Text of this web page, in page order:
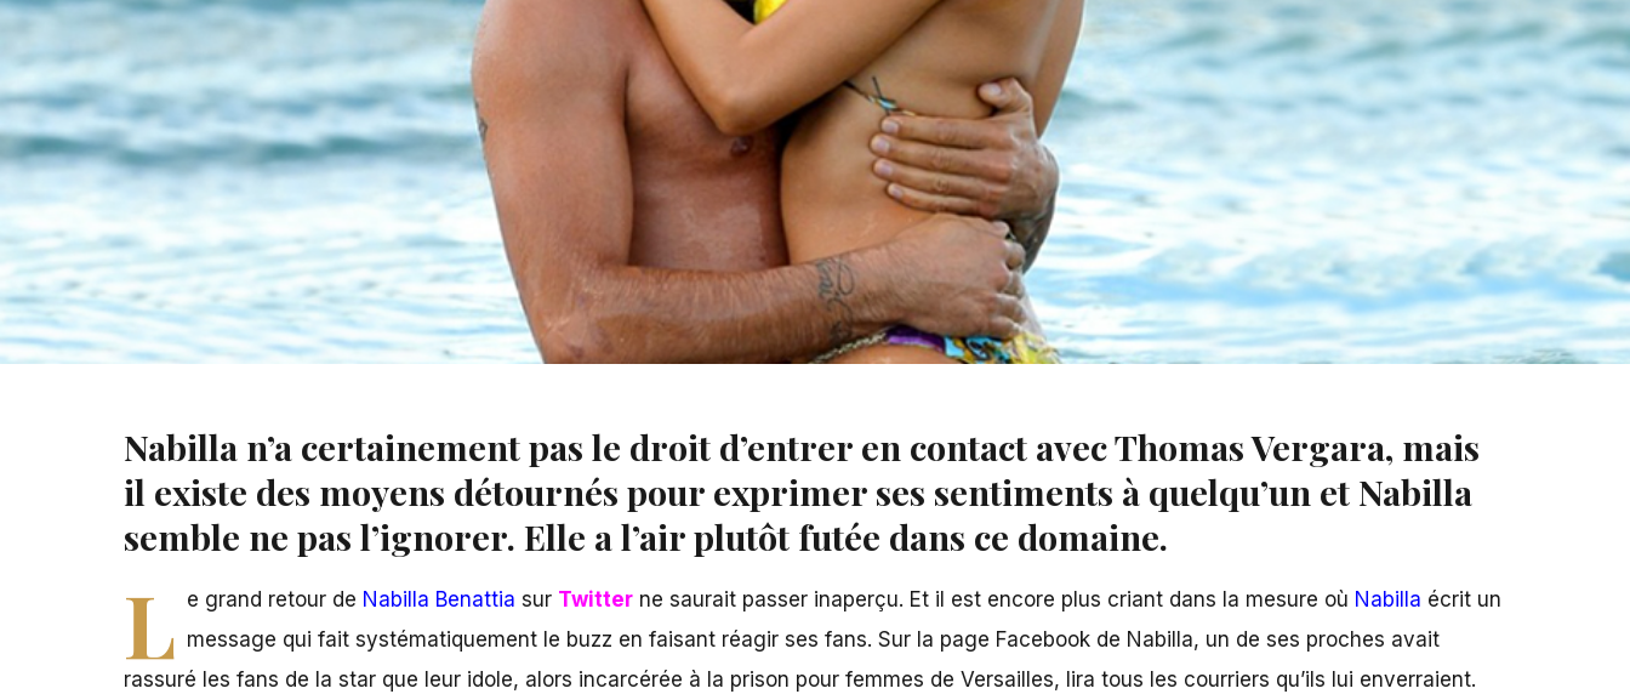
Nabilla n’a certainement pas le droit d’entrer en contact avec Thomas Vergara, mais
il existe des moyens détournés pour exprimer ses sentiments à quelqu’un et Nabilla
semble ne pas l’ignorer. Elle a l’air plutôt futée dans ce domaine.
L e grand retour de Nabilla Benattia sur Twitterne saurait passer inaperçu. Et il est encore plus criant dans la mesure où Nabilla écrit un
message qui fait systématiquement le buzz en faisant réagir ses fans. Sur la page Facebook de Nabilla, un de ses proches avait
rassuré les fans de la star que leur idole, alors incarcérée à la prison pour femmes de Versailles, lira tous les courriers qu’ils lui enverraient.